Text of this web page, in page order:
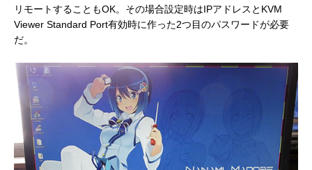
リモートすることもOK。その場合設定時はIPアドレスとKVM
Viewer Standard Port有効時に作った2つ目のパスワードが必要
だ。